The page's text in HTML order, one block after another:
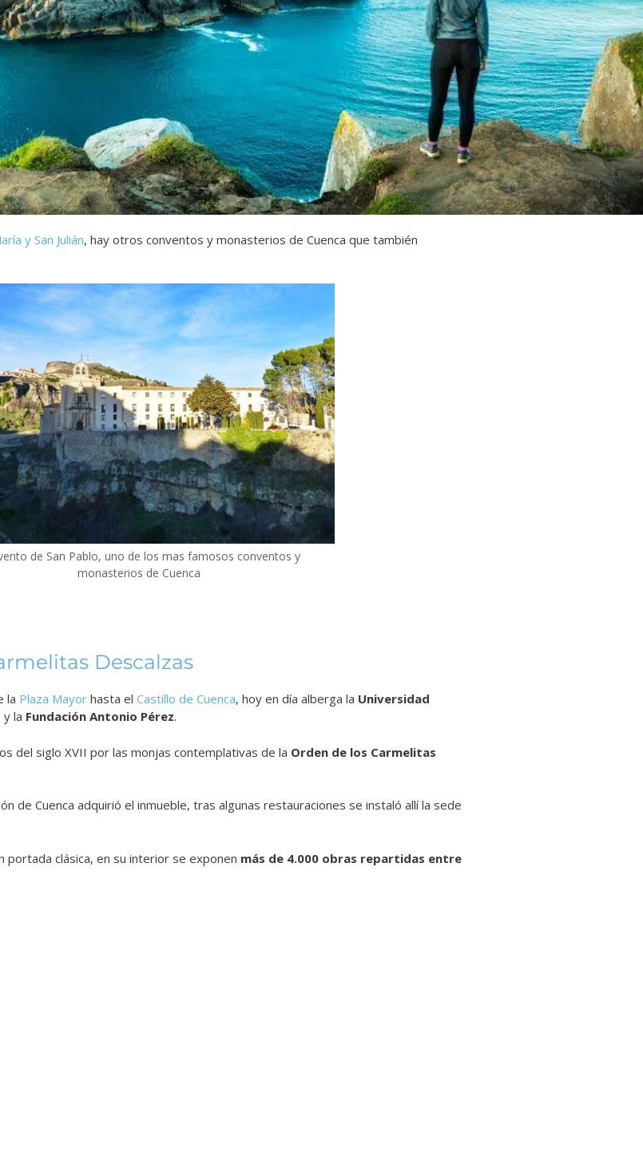
y San Julián, hay otros conventos y monasterios de Cuenca que también
de San Pablo, uno de los mas famosos conventos y
monasterios de Cuenca
Descalzas
la Plaza Mayor hasta el Castillo de Cuenca, hoy en día alberga la Universidad
y la Fundación Antonio Pérez.
del siglo XVII por las monjas contemplativas de la Orden de los Carmelitas
de Cuenca adquirió el inmueble, tras algunas restauraciones se instaló allí la sede
portada clásica, en su interior se exponen más de 4.000 obras repartidas entre